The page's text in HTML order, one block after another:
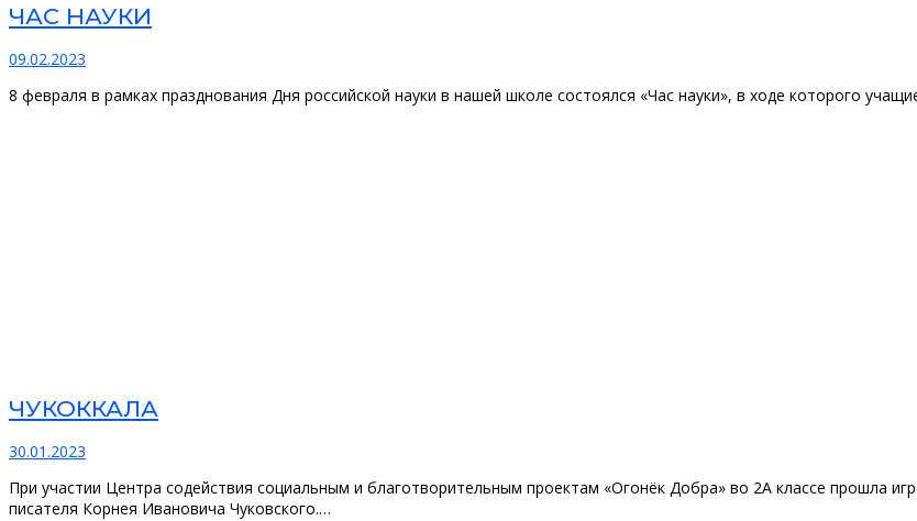
ЧАС НАУКИ
09.02.2023
8 февраля в рамках празднования Дня российской науки в нашей школе состоялся «Час науки», в ходе которого
ЧУКОККАЛА
30.01.2023
При участии Центра содействия социальным и благотворительным проектам «Огонёк Добра» во 2А классе прошла
писателя Корнея Ивановича Чуковского.…